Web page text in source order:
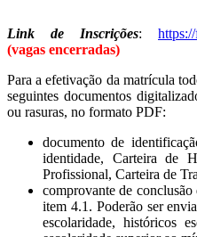
Link de Inscrições:
(vagas encerradas)
Para a efetivação da matrícula
seguintes documentos
ou rasuras, no formato PDF:
documento de
identidade, Carteira de
Profissional, Carteira de
comprovante de
item 4.1. Poderão ser
escolaridade, históricos